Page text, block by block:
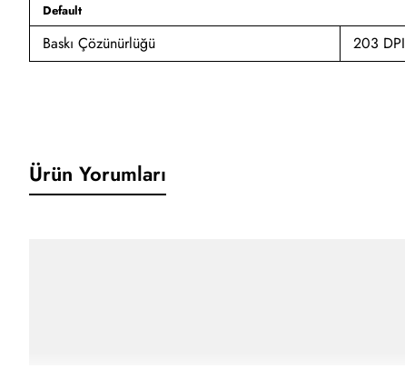
Default
Baskı Çözünürlüğü 203 DPI
Ürün Yorumları